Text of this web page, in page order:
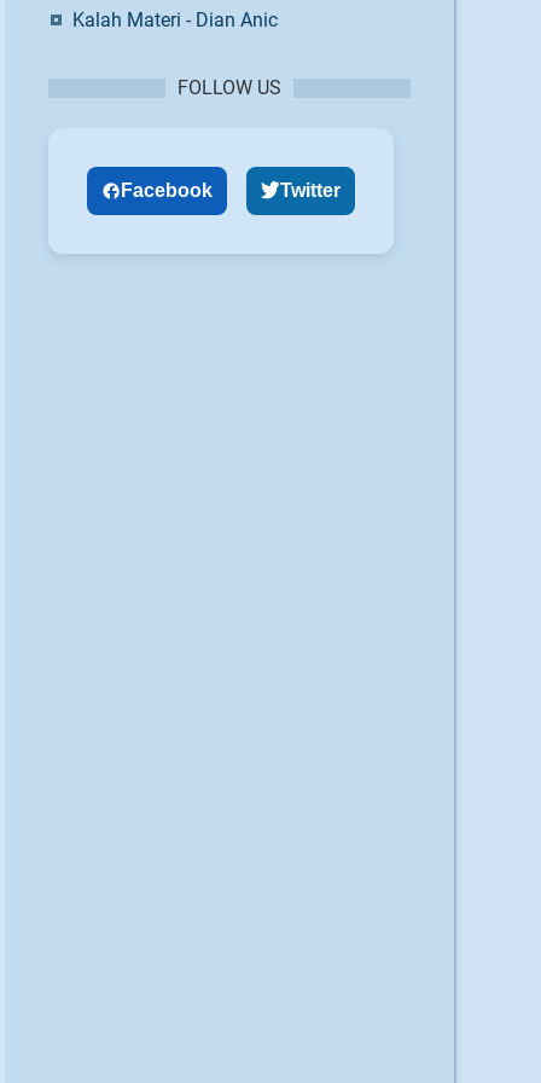
Kalah Materi - Dian Anic
FOLLOW US
Facebook Twitter